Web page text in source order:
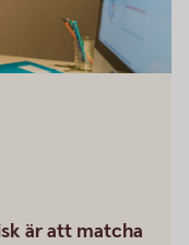
är att matcha